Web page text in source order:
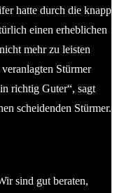
hatte durch die knapp
einen erheblichen
mehr zu leisten
Stürmer
richtig Guter“, sagt
scheidenden Stürmer.
sind gut beraten,